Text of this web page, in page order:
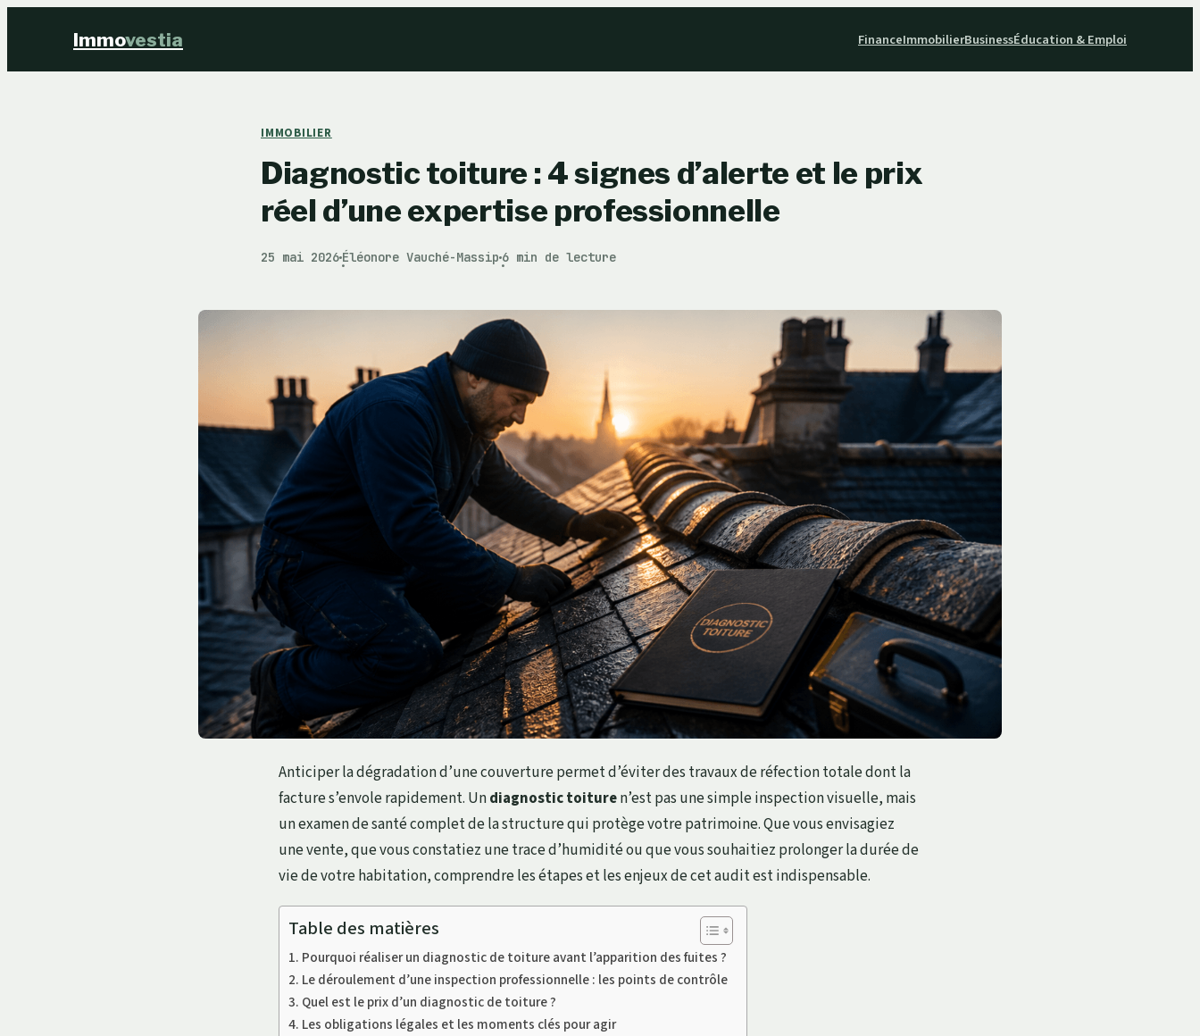
Immovestia FinanceImmobilierBusinessÉducation & Emploi
IMMOBILIER
Diagnostic toiture : 4 signes d’alerte et le prix
réel d’une expertise professionnelle
25 mai 2026
·
Éléonore Vauché-Massip
·
6 min de lecture
Anticiper la dégradation d’une couverture permet d’éviter des travaux de réfection totale dont la
facture s’envole rapidement. Undiagnostic toituren’est pas une simple inspection visuelle, mais
un examen de santé complet de la structure qui protège votre patrimoine. Que vous envisagiez
une vente, que vous constatiez une trace d’humidité ou que vous souhaitiez prolonger la durée de
vie de votre habitation, comprendre les étapes et les enjeux de cet audit est indispensable.
Table des matières
Pourquoi réaliser un diagnostic de toiture avant l’apparition des fuites ?
Le déroulement d’une inspection professionnelle : les points de contrôle
Quel est le prix d’un diagnostic de toiture ?
Les obligations légales et les moments clés pour agir